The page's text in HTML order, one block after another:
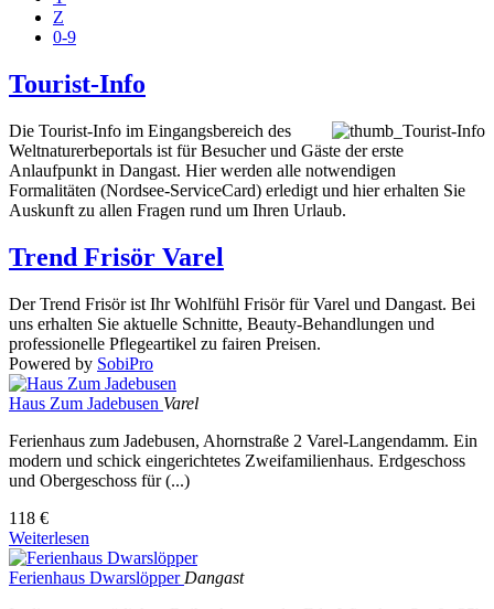
Z
0-9
Tourist-Info
Die Tourist-Info im Eingangsbereich des
Weltnaturerbeportals ist für Besucher und Gäste der erste
Anlaufpunkt in Dangast. Hier werden alle notwendigen
Formalitäten (Nordsee-ServiceCard) erledigt und hier erhalten Sie
Auskunft zu allen Fragen rund um Ihren Urlaub.
Trend Frisör Varel
Der Trend Frisör ist Ihr Wohlfühl Frisör für Varel und Dangast. Bei
uns erhalten Sie aktuelle Schnitte, Beauty-Behandlungen und
professionelle Pflegeartikel zu fairen Preisen.
Powered by SobiPro
Haus Zum Jadebusen Varel
Ferienhaus zum Jadebusen, Ahornstraße 2 Varel-Langendamm. Ein
modern und schick eingerichtetes Zweifamilienhaus. Erdgeschoss
und Obergeschoss für (...)
118 €
Weiterlesen
Ferienhaus Dwarslöpper Dangast